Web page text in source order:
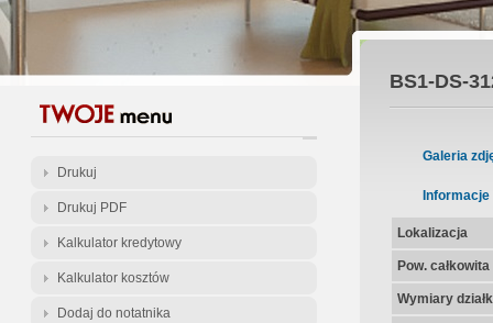
Licencjonowani Pośrednicy
Gwarancja Zwrotu Zadatku
Gratis - Przedwstępna Umowa
Drukuj
Drukuj PDF
Kalkulator kredytowy
Kalkulator kosztów
Dodaj do notatnika
BS1-DS-
Galeria
Informacje
Lokalizacja
Pow.
Wymiary